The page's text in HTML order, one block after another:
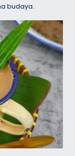
budaya.